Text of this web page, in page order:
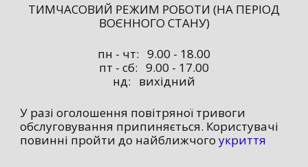
ТИМЧАСОВИЙ РЕЖИМ РОБОТИ (НА ПЕРІОД
ВОЄННОГО СТАНУ)
пн - чт: 9.00 - 18.00
пт - сб: 9.00 - 17.00
нд: вихідний
У разі оголошення повітряної тривоги
обслуговування припиняється. Користувачі
повинні пройти до найближчого укриття